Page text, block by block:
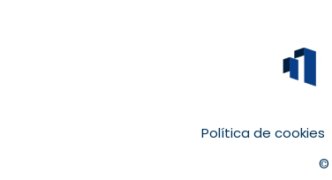
Política de cookies
©